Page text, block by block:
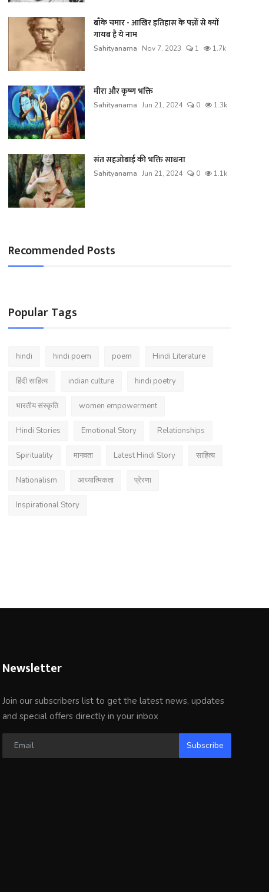
बाँके चमार - आखिर इतिहास के पन्नों से क्यों
गायब है ये नाम
Sahityanama Nov 7, 2023 1 1.7k
मीरा और कृष्ण भक्ति
Sahityanama Jun 21, 2024 0 1.3k
संत सहजोबाई की भक्ति साधना
Sahityanama Jun 21, 2024 0 1.1k
Recommended Posts
Popular Tags
hindi hindi poem poem Hindi Literature
हिंदी साहित्य indian culture hindi poetry
भारतीय संस्कृति women empowerment
Hindi Stories Emotional Story Relationships
Spirituality मानवता Latest Hindi Story साहित्य
Nationalism आध्यात्मिकता प्रेरणा
Inspirational Story
Newsletter
Join our subscribers list to get the latest news, updates
and special offers directly in your inbox
Subscribe